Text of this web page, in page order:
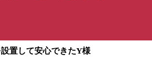
置して安心できたY様